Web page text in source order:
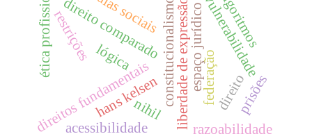
espaço jurídicofederação
constitucionalismo
direito comparado
direitos fundamentais
lógica
direito
hans kelsen liberdade de expressão
restrições
razoabilidade
nihil prisões
acessibilidade
ética profissional vulnerabilidade
algoritmos